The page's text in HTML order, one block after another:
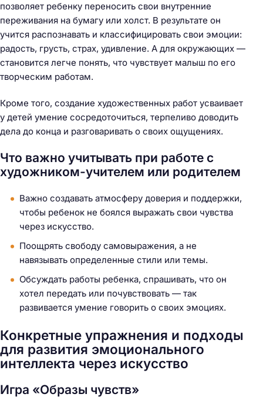
позволяет ребенку переносить свои внутренние
переживания на бумагу или холст. В результате он
учится распознавать и классифицировать свои эмоции:
радость, грусть, страх, удивление. А для окружающих —
становится легче понять, что чувствует малыш по его
творческим работам.
Кроме того, создание художественных работ усваивает
у детей умение сосредоточиться, терпеливо доводить
дела до конца и разговаривать о своих ощущениях.
Что важно учитывать при работе с
художником-учителем или родителем
Важно создавать атмосферу доверия и поддержки,
чтобы ребенок не боялся выражать свои чувства
через искусство.
Поощрять свободу самовыражения, а не
навязывать определенные стили или темы.
Обсуждать работы ребенка, спрашивать, что он
хотел передать или почувствовать — так
развивается умение говорить о своих эмоциях.
Конкретные упражнения и подходы
для развития эмоционального
интеллекта через искусство
Игра «Образы чувств»